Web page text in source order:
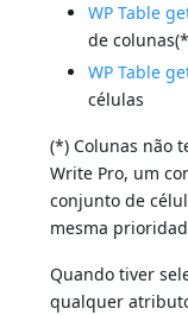
WP Table
de
WP Table
células
(*) Colunas não
Write Pro, um
conjunto de
mesma
Quando tiver
qualquer